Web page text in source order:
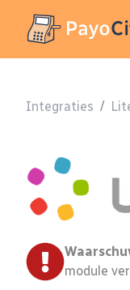
Integraties /
module